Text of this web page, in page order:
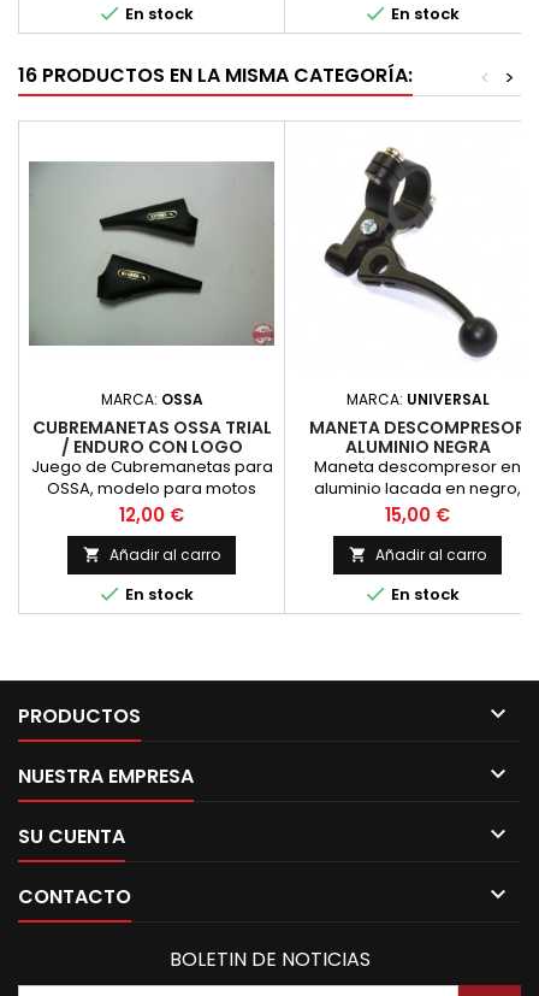
 En stock  En stock
16 PRODUCTOS EN LA MISMA CATEGORÍA: >
<
MARCA: OSSA
CUBREMANETAS OSSA TRIAL
/ ENDURO CON LOGO
Juego de Cubremanetas para
OSSA, modelo para motos
trialeras, con corchete para
fijacion, logotip
Precio
12,00 €
 Añadir al carro
 En stock
MARCA: UNIVERSAL
MANETA DESCOMPRESOR
ALUMINIO NEGRA
Maneta descompresor en
aluminio lacada en negro,
gran resistencia. Apta para
cualquier moto con
descompresor, se puede
utilizar tambien como mando
de aire.
Precio
15,00 €
 Añadir al carro
 En stock
PRODUCTOS 
NUESTRA EMPRESA 
SU CUENTA 
CONTACTO 
BOLETIN DE NOTICIAS